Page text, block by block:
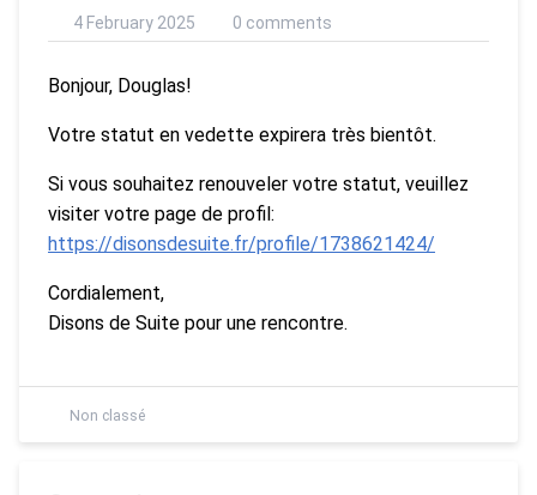
4 February 2025 0 comments
Bonjour, Douglas!
Votre statut en vedette expirera très bientôt.
Si vous souhaitez renouveler votre statut, veuillez
visiter votre page de profil:
https://disonsdesuite.fr/profile/1738621424/
Cordialement,
Disons de Suite pour une rencontre.
Non classé